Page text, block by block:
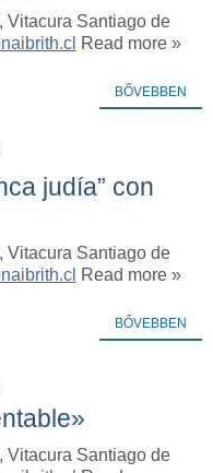
Vitacura Santiago de
Read more »
BŐVEBBEN
judía” con
Vitacura Santiago de
Read more »
BŐVEBBEN
Vitacura Santiago de